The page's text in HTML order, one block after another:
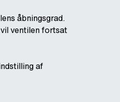
åbningsgrad.
ventilen fortsat
af